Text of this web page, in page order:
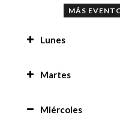
MÁS
Lunes
desde una
en Coyoacán, Cd. De
Martes
Pedro 8:00 am
Miércoles